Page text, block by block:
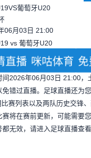
葡萄牙U20
06月03日 21:00
vs 葡萄牙U20
直播 咪咕体育
间2026年06月03日 21:00
免错过直播。足球直播还为
赛列表以及两队历史交锋、
赛将在赛前更新，可能需
无效，请进入足球直播查看